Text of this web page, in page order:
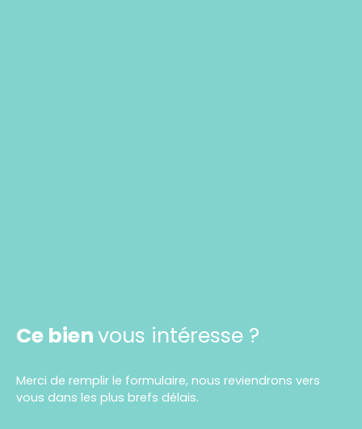
Ce bienvous intéresse ?
Merci de remplir le formulaire, nous reviendrons vers
vous dans les plus brefs délais.